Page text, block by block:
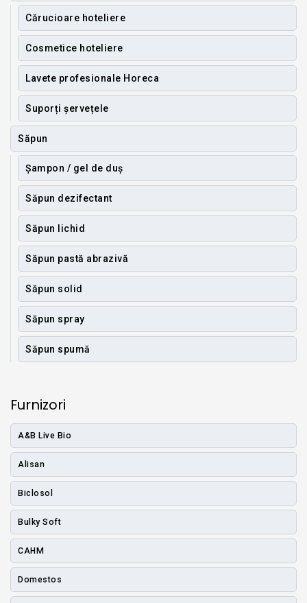
Cărucioare hoteliere
Cosmetice hoteliere
Lavete profesionale Horeca
Suporți șervețele
Săpun
Șampon / gel de duș
Săpun dezifectant
Săpun lichid
Săpun pastă abrazivă
Săpun solid
Săpun spray
Săpun spumă
Furnizori
A&B Live Bio
Alisan
Biclosol
Bulky Soft
CAHM
Domestos